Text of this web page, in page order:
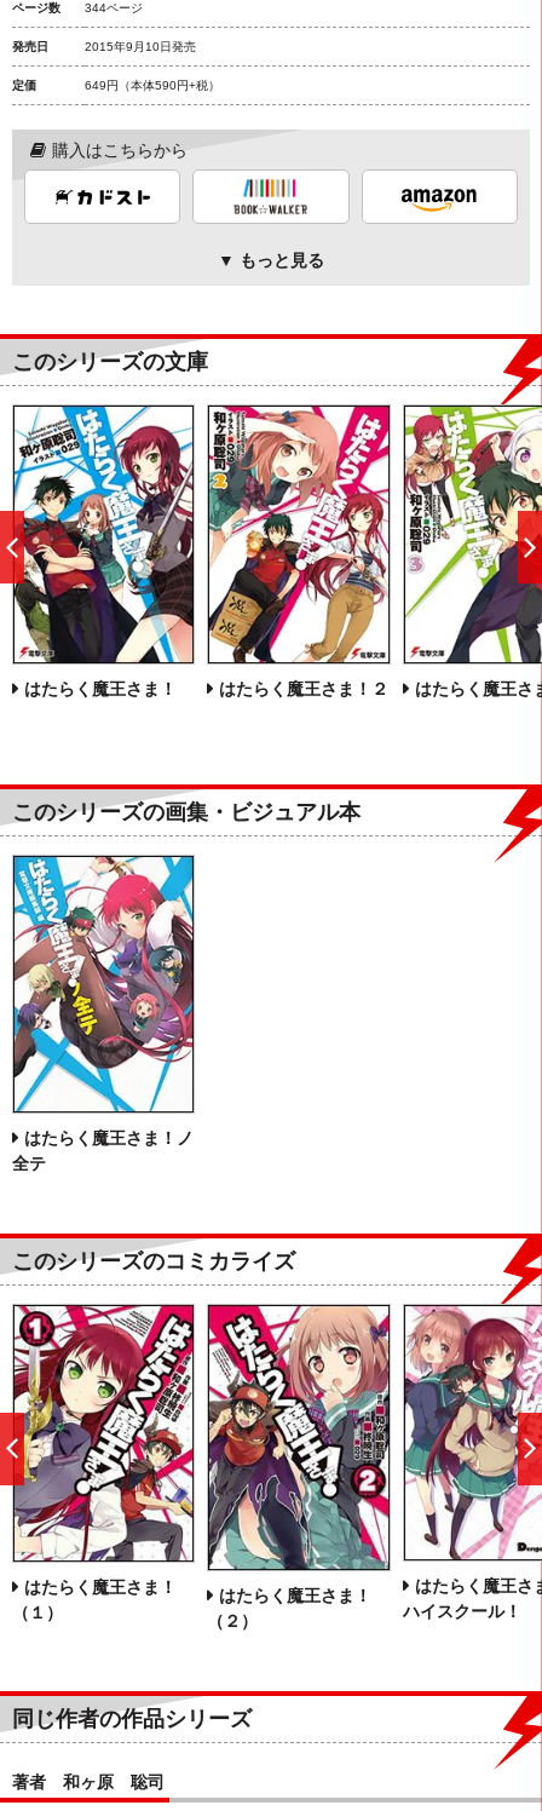
ページ数 344ページ
発売日 2015年9月10日発売
定価 649円 （本体590円+税）
購入はこちらから
▼ もっと見る
このシリーズの文庫
はたらく魔王さま！ はたらく魔王さま！２ はたらく魔王さ
前
へ
このシリーズの画集・ビジュアル本
はたらく魔王さま！ノ
全テ
このシリーズのコミカライズ
はたらく魔王さま！
（１）
はたらく魔王さま！
（２）
はたらく魔王
ハイスクール！
前
同じ作者の作品シリーズ
著者 和ヶ原 聡司